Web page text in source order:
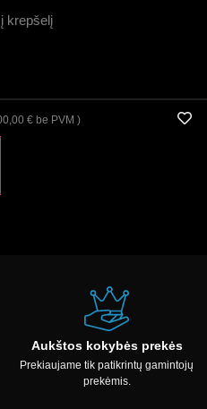
krepšelį
€ be PVM )
Aukštos kokybės prekės
Prekiaujame tik patikrintų gamintojų
prekėmis.